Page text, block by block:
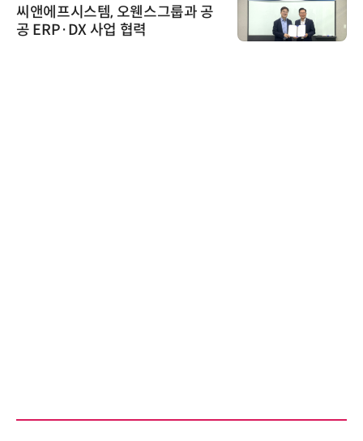
씨앤에프시스템, 오웬스그룹과 공
공 ERP·DX 사업 협력